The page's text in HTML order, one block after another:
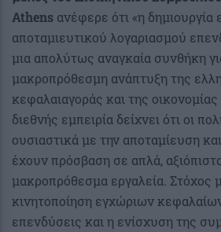
Athens ανέφερε ότι «η
αποταμιευτικού λογαριασμού
μια απολύτως αναγκαία συνθήκη
μακροπρόθεσμη ανάπτυξη της
κεφαλαιαγοράς και της
διεθνής εμπειρία δείχνει ότι οι
ουσιαστικά με την αποταμίευση
έχουν πρόσβαση σε απλά,
μακροπρόθεσμα εργαλεία. Στόχος
κινητοποίηση εγχώριων
επενδύσεις και η ενίσχυση της